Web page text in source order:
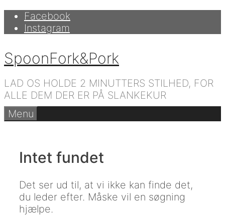
Hop
Facebook
Instagram
SpoonFork&Pork
LAD OS HOLDE 2 MINUTTERS STILHED, FOR
ALLE DEM DER ER PÅ SLANKEKUR
Menu
Intet fundet
Det ser ud til, at vi ikke kan finde det,
du leder efter. Måske vil en søgning
hjælpe.